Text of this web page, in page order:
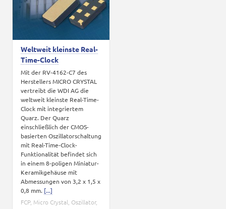
Weltweit kleinste Real-
Time-Clock
Mit der RV-4162-C7 des
Herstellers MICRO CRYSTAL
vertreibt die WDI AG die
weltweit kleinste Real-Time-
Clock mit integriertem
Quarz. Der Quarz
einschließlich der CMOS-
basierten Oszillatorschaltung
mit Real-Time-Clock-
Funktionalität befindet sich
in einem 8-poligen Miniatur-
Keramikgehäuse mit
Abmessungen von 3,2 x 1,5 x
0,8 mm. [...]
FCP, Micro Crystal, Oszillator,